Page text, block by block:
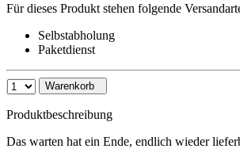
Für dieses Produkt stehen folgende
Selbstabholung
Paketdienst
Warenkorb
Produktbeschreibung
Das warten hat ein Ende, endlich wieder